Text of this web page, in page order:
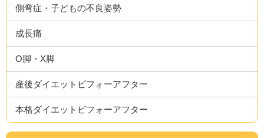
側弯症・子どもの不良姿勢
成長痛
O脚・X脚
産後ダイエットビフォーアフター
本格ダイエットビフォーアフター